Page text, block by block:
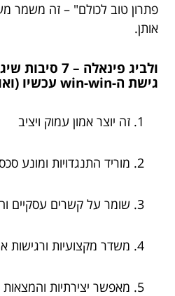
פתרון טוב לכולם" – זה משמר
אותן.
ולביג פינאלה
גישת ה-win-win עכשיו (ואולי אפילו מיד)
זה יוצר אמון עמוק ויציב
מוריד התנגדויות ומונע
שומר על קשרים עסקיים
משדר מקצועיות ורגישות
מאפשר יצירתיות